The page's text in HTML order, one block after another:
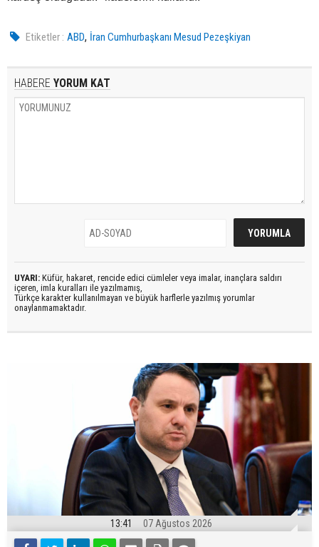
Etiketler : ABD, İran Cumhurbaşkanı Mesud Pezeşkiyan
HABERE YORUM KAT
UYARI: Küfür, hakaret, rencide edici cümleler veya imalar, inançlara saldırı
içeren, imla kuralları ile yazılmamış,
Türkçe karakter kullanılmayan ve büyük harflerle yazılmış yorumlar
onaylanmamaktadır.
13:41 07 Ağustos 2026